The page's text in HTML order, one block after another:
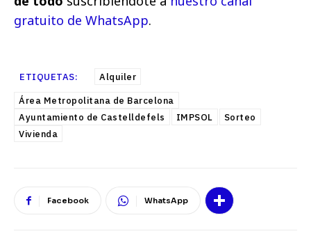
gratuito de WhatsApp.
ETIQUETAS:
Alquiler
Área Metropolitana de Barcelona
Ayuntamiento de Castelldefels
IMPSOL
Sorteo
Vivienda
Facebook WhatsApp